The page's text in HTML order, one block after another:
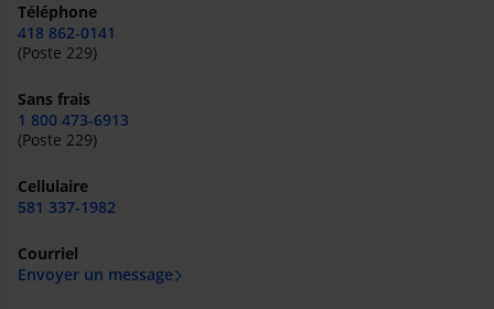
Téléphone
418 862-0141
(Poste 229)
Sans frais
1 800 473-6913
(Poste 229)
Cellulaire
581 337-1982
Courriel
Envoyer un message